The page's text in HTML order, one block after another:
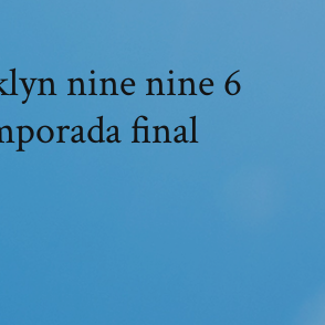
nine nine 6
final